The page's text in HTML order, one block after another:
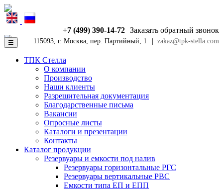
Заказать обратный звонок
+7 (499) 390-14-72
zakaz@tpk-stella.com
115093, г. Москва, пер. Партийный, 1
☰
ТПК Стелла
О компании
Производство
Наши клиенты
Разрешительная документация
Благодарственные письма
Вакансии
Опросные листы
Каталоги и презентации
Контакты
Каталог продукции
Резервуары и емкости под налив
Резервуары горизонтальные РГС
Резервуары вертикальные РВС
Емкости типа ЕП и ЕПП